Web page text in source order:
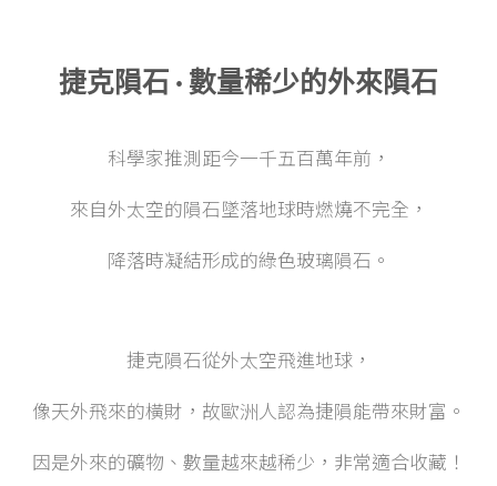
捷克隕石 · 數量稀少的外來隕石
科學家推測距今一千五百萬年前，
來自外太空的隕石墜落地球時燃燒不完全，
降落時凝結形成的綠色玻璃隕石。
捷克隕石從外太空飛進地球，
像天外飛來的橫財，故歐洲人認為捷隕能帶來財富。
因是外來的礦物、數量越來越稀少，非常適合收藏！